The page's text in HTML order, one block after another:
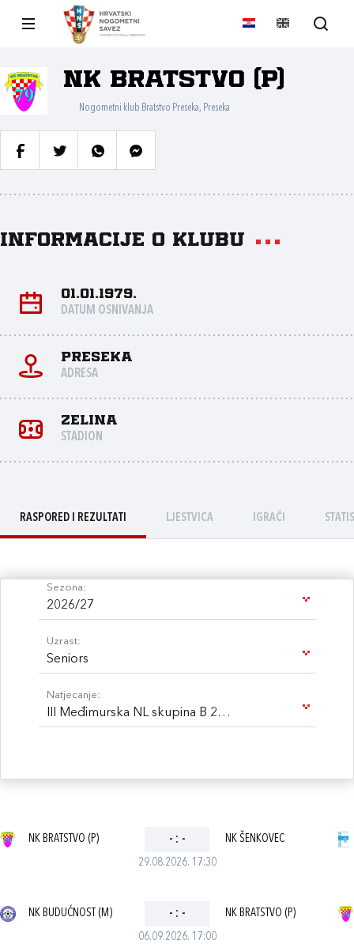
NK Bratstvo (P)
Nogometni klub Bratstvo Preseka, Preseka
Informacije o klubu
01.01.1979.
DATUM OSNIVANJA
Preseka
ADRESA
Zelina
STADION
RASPORED I REZULTATI LJESTVICA IGRAČI
Sezona:
2026/27
Uzrast:
Seniors
Natjecanje:
III Međimurska NL skupina B 26/27
29.08.2026. 17:30
NK BRATSTVO (P) - : - NK ŠENKOVEC
06.09.2026. 17:00
NK BUDUĆNOST (M) - : - NK BRATSTVO (P)